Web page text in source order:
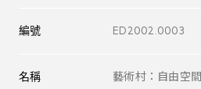
編號 ED2002.0003
名稱 藝術村：自由空間